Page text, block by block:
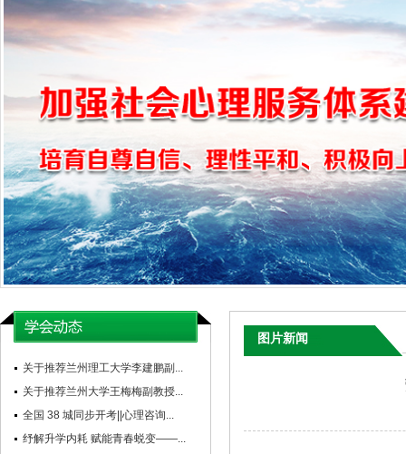
关于推荐兰州理工大学李建鹏副...
关于推荐兰州大学王梅梅副教授...
全国 38 城同步开考||心理咨询...
纾解升学内耗 赋能青春蜕变——...
图片新闻